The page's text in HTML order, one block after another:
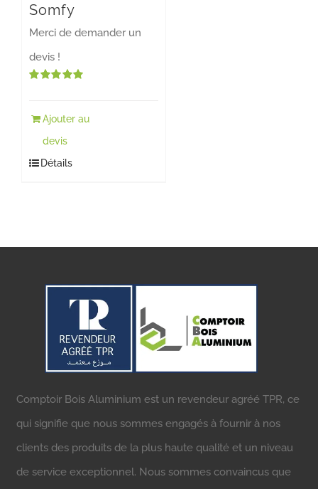
Somfy
Merci de demander un
devis !
Ajouter au
devis
Détails
Comptoir Bois Aluminium est un revendeur agréé TPR, ce
qui signifie que nous sommes engagés à fournir à nos
clients des produits de la plus haute qualité et un niveau
de service exceptionnel. Nous sommes convaincus que